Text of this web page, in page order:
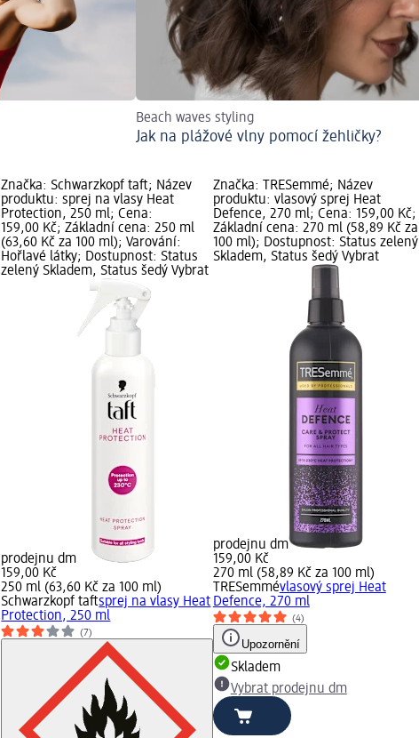
Beach waves styling
Jak na plážové vlny pomocí žehličky?
Značka: Schwarzkopf taft; Název
produktu: sprej na vlasy Heat
Protection, 250 ml; Cena:
159,00 Kč; Základní cena: 250 ml
(63,60 Kč za 100 ml); Varování:
Hořlavé látky; Dostupnost: Status
zelený Skladem, Status šedý Vybrat
prodejnu dm
159,00 Kč
250 ml (63,60 Kč za 100 ml)
Schwarzkopf taftsprej na vlasy Heat
Protection, 250 ml
(7)
Značka: TRESemmé; Název
produktu: vlasový sprej Heat
Defence, 270 ml; Cena: 159,00 Kč;
Základní cena: 270 ml (58,89 Kč za
100 ml); Dostupnost: Status zelený
Skladem, Status šedý Vybrat
prodejnu dm
159,00 Kč
270 ml (58,89 Kč za 100 ml)
TRESemmévlasový sprej Heat
Defence, 270 ml
(4)
Upozornění
Skladem
Vybrat prodejnu dm